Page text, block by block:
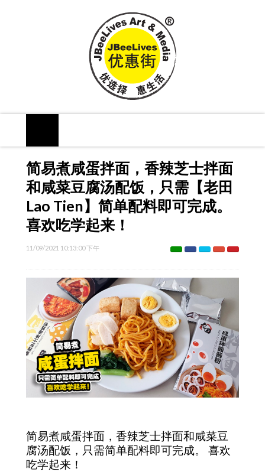
简易煮咸蛋拌面，香辣芝士拌面
和咸菜豆腐汤配饭，只需【老田
Lao Tien】简单配料即可完成。
喜欢吃学起来！
11/09/2021 10:13:00 下午
简易煮咸蛋拌面，香辣芝士拌面和咸菜豆
腐汤配饭，只需简单配料即可完成。 喜欢
吃学起来！